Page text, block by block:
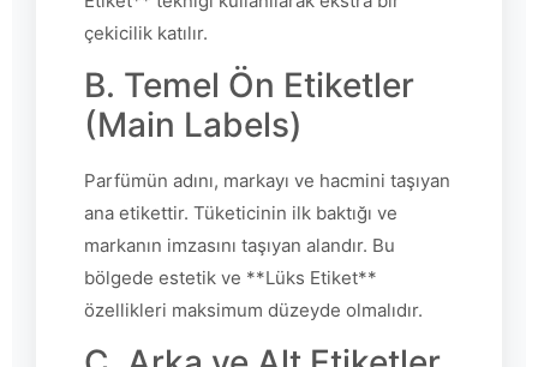
çekicilik katılır.
B. Temel Ön Etiketler
(Main Labels)
Parfümün adını, markayı ve hacmini taşıyan
ana etikettir. Tüketicinin ilk baktığı ve
markanın imzasını taşıyan alandır. Bu
bölgede estetik ve **Lüks Etiket**
özellikleri maksimum düzeyde olmalıdır.